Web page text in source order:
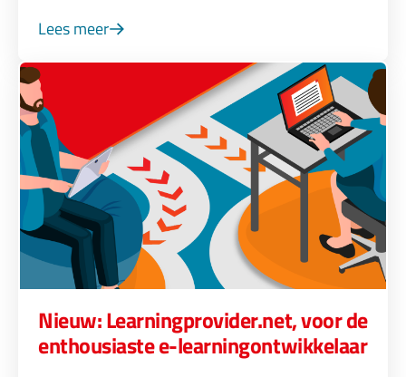
Lees meer
Nieuw: Learningprovider.net, voor de
enthousiaste e-learningontwikkelaar